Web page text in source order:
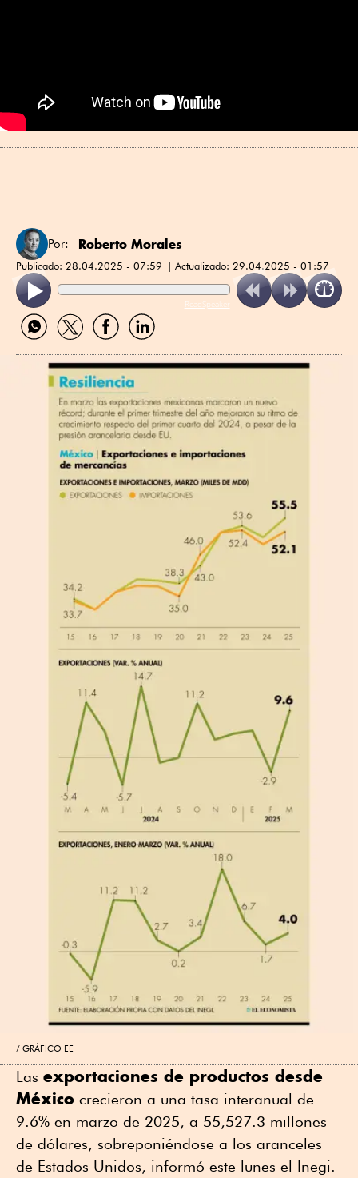
Por: Roberto Morales
Publicado: 28.04.2025 - 07:59 Actualizado: 29.04.2025 - 01:57
ReadSpeaker
Compartir
por
Compartir
por
Compartir
por
Compartir
por
GRÁFICO EE
Las exportaciones de productos desde
México crecieron a una tasa interanual de
9.6% en marzo de 2025, a 55,527.3 millones
de dólares, sobreponiéndose a los aranceles
de Estados Unidos, informó este lunes el Inegi.